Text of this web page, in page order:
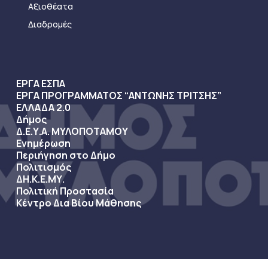
Αξιοθέατα
Διαδρομές
ΕΡΓΑ ΕΣΠΑ
ΕΡΓΑ ΠΡΟΓΡΑΜΜΑΤΟΣ “ΑΝΤΩΝΗΣ ΤΡΙΤΣΗΣ”
ΕΛΛΑΔΑ 2.0
Δήμος
Δ.Ε.Υ.Α. ΜΥΛΟΠΟΤΑΜΟΥ
Ενημέρωση
Περιήγηση στο Δήμο
Πολιτισμός
ΔΗ.Κ.Ε.ΜΥ.
Πολιτική Προστασία
Κέντρο Δια Βίου Μάθησης